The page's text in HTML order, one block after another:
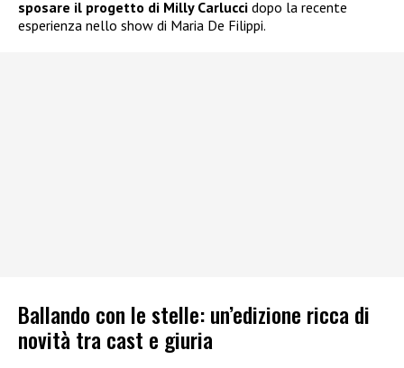
sposare il progetto di Milly Carlucci dopo la recente
esperienza nello show di Maria De Filippi.
Ballando con le stelle: un’edizione ricca di
novità tra cast e giuria